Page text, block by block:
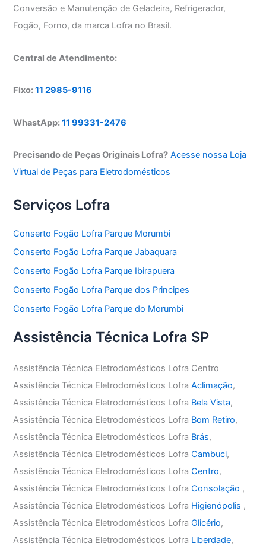
Conversão e Manutenção de Geladeira, Refrigerador,
Fogão, Forno, da marca Lofra no Brasil.
Central de Atendimento:
Fixo:11 2985-9116
WhastApp:11 99331-2476
Precisando de Peças Originais Lofra? Acesse nossa Loja
Virtual de Peças para Eletrodomésticos
Serviços Lofra
Conserto Fogão Lofra Parque Morumbi
Conserto Fogão Lofra Parque Jabaquara
Conserto Fogão Lofra Parque Ibirapuera
Conserto Fogão Lofra Parque dos Principes
Conserto Fogão Lofra Parque do Morumbi
Assistência Técnica Lofra SP
Assistência Técnica Eletrodomésticos Lofra Centro
Assistência Técnica Eletrodomésticos LofraAclimação,
Assistência Técnica Eletrodomésticos Lofra Bela Vista,
Assistência Técnica Eletrodomésticos Lofra Bom Retiro,
Assistência Técnica Eletrodomésticos Lofra Brás,
Assistência Técnica Eletrodomésticos LofraCambuci,
Assistência Técnica Eletrodomésticos LofraCentro,
Assistência Técnica Eletrodomésticos LofraConsolação ,
Assistência Técnica Eletrodomésticos Lofra Higienópolis ,
Assistência Técnica Eletrodomésticos LofraGlicério,
Assistência Técnica Eletrodomésticos Lofra Liberdade,